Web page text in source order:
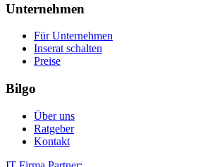
Unternehmen
Für Unternehmen
Inserat schalten
Preise
Bilgo
Über uns
Ratgeber
Kontakt